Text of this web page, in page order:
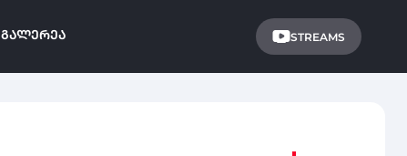
ᲒᲐᲚᲔᲠᲔᲐ STREAMS